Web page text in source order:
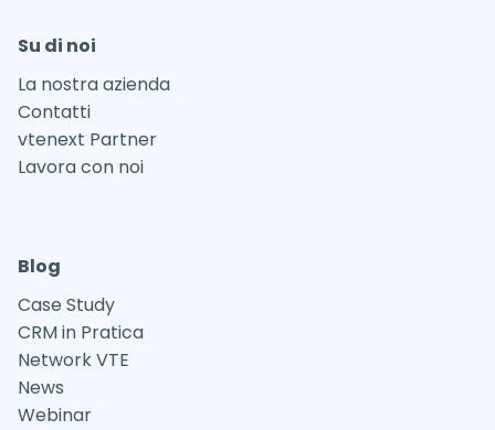
Su di noi
La nostra azienda
Contatti
vtenext Partner
Lavora con noi
Blog
Case Study
CRM in Pratica
Network VTE
News
Webinar